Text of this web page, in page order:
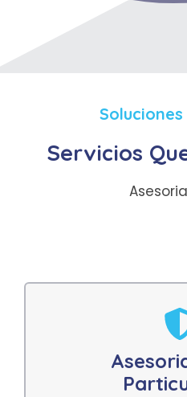
Servicios